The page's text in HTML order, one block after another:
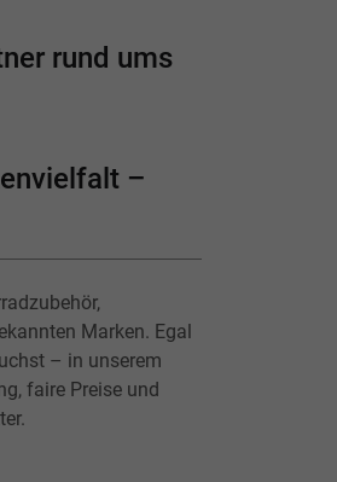
rund ums
–
Marken. Egal
– in unserem
faire Preise und